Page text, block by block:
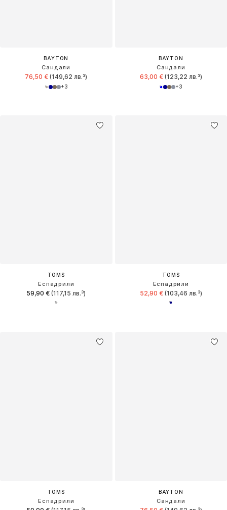
BAYTON
Сандали
76,50 € (149,62 лв.³)
+3
BAYTON
Сандали
63,00 €(123,22 лв.³)
+3
TOMS
Еспадрили
59,90 € (117,15 лв.³)
TOMS
Еспадрили
52,90 €(103,46 лв.³)
TOMS
Еспадрили
BAYTON
Сандали